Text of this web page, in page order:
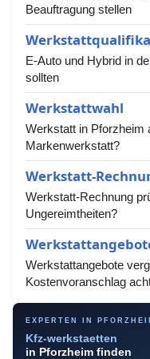
Beauftragung stellen
E-Auto und Hybrid in
sollten
Werkstattwahl
Werkstatt in Pforzheim
Markenwerkstatt?
Werkstatt-
Werkstatt-Rechnung
Ungereimtheiten?
Werkstattangebote
Kostenvoranschlag
EXPERTEN IN
Kfz-werkstaetten
in Pforzheim finden